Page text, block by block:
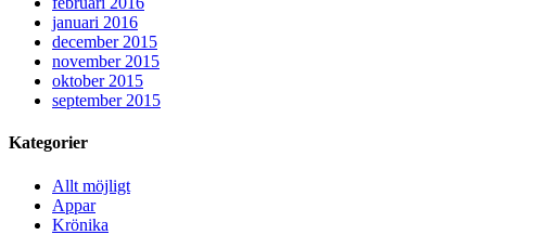
januari 2016
december 2015
november 2015
oktober 2015
september 2015
Kategorier
Allt möjligt
Appar
Krönika